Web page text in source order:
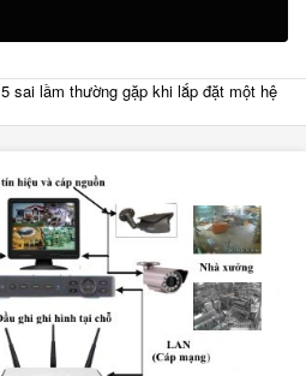
5 sai lầm thường gặp khi lắp đặt một hệ